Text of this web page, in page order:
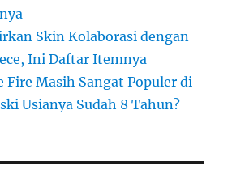
Skin Kolaborasi dengan
Ini Daftar Itemnya
Fire Masih Sangat Populer di
Usianya Sudah 8 Tahun?